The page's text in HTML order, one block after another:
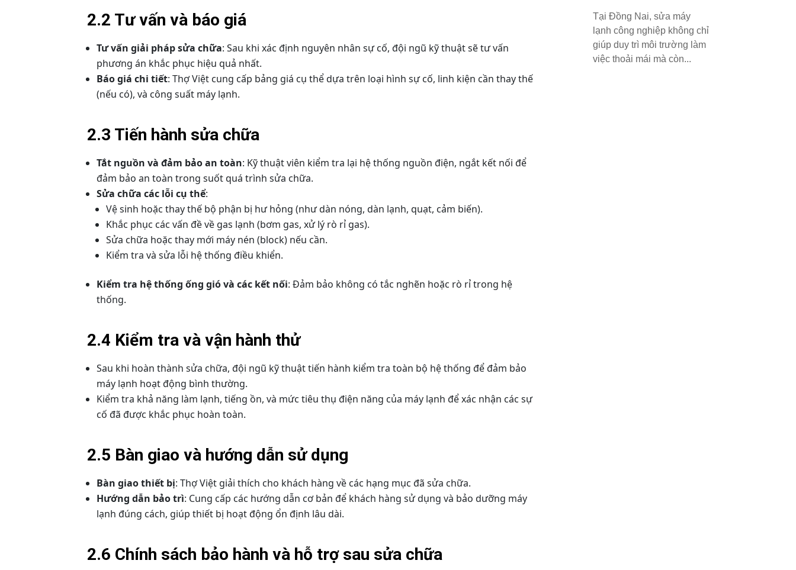
2.2 Tư vấn và báo giá
Tư vấn giải pháp sửa chữa: Sau khi xác định nguyên nhân sự cố, đội ngũ kỹ thuật sẽ tư vấn
phương án khắc phục hiệu quả nhất.
Báo giá chi tiết: Thợ Việt cung cấp bảng giá cụ thể dựa trên loại hình sự cố, linh kiện cần thay thế
(nếu có), và công suất máy lạnh.
2.3 Tiến hành sửa chữa
Tắt nguồn và đảm bảo an toàn: Kỹ thuật viên kiểm tra lại hệ thống nguồn điện, ngắt kết nối để
đảm bảo an toàn trong suốt quá trình sửa chữa.
Sửa chữa các lỗi cụ thể:
Vệ sinh hoặc thay thế bộ phận bị hư hỏng (như dàn nóng, dàn lạnh, quạt, cảm biến).
Khắc phục các vấn đề về gas lạnh (bơm gas, xử lý rò rỉ gas).
Sửa chữa hoặc thay mới máy nén (block) nếu cần.
Kiểm tra và sửa lỗi hệ thống điều khiển.
Kiểm tra hệ thống ống gió và các kết nối: Đảm bảo không có tắc nghẽn hoặc rò rỉ trong hệ
thống.
2.4 Kiểm tra và vận hành thử
Sau khi hoàn thành sửa chữa, đội ngũ kỹ thuật tiến hành kiểm tra toàn bộ hệ thống để đảm bảo
máy lạnh hoạt động bình thường.
Kiểm tra khả năng làm lạnh, tiếng ồn, và mức tiêu thụ điện năng của máy lạnh để xác nhận các sự
cố đã được khắc phục hoàn toàn.
2.5 Bàn giao và hướng dẫn sử dụng
Bàn giao thiết bị: Thợ Việt giải thích cho khách hàng về các hạng mục đã sửa chữa.
Hướng dẫn bảo trì: Cung cấp các hướng dẫn cơ bản để khách hàng sử dụng và bảo dưỡng máy
lạnh đúng cách, giúp thiết bị hoạt động ổn định lâu dài.
2.6 Chính sách bảo hành và hỗ trợ sau sửa chữa
Tại Đồng Nai, sửa máy
lạnh công nghiệp không chỉ
giúp duy trì môi trường làm
việc thoải mái mà còn...